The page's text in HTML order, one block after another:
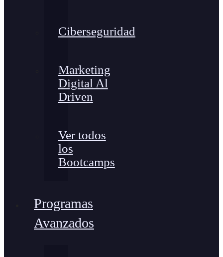
Ciberseguridad
Marketing
Digital Al
Driven
Ver todos
los
Bootcamps
Programas
Avanzados